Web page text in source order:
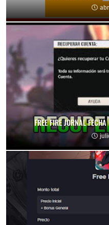
FREE FIRE JORNAL